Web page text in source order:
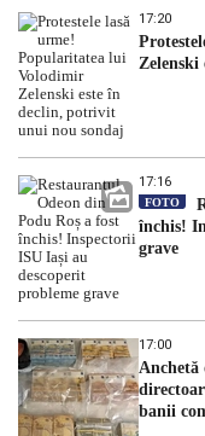
17:20
17:16
FOTO
închis!
grave
17:00
Anchetă
banii